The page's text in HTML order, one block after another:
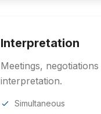
Interpretation
Meetings,
interpretation.
Simultaneous